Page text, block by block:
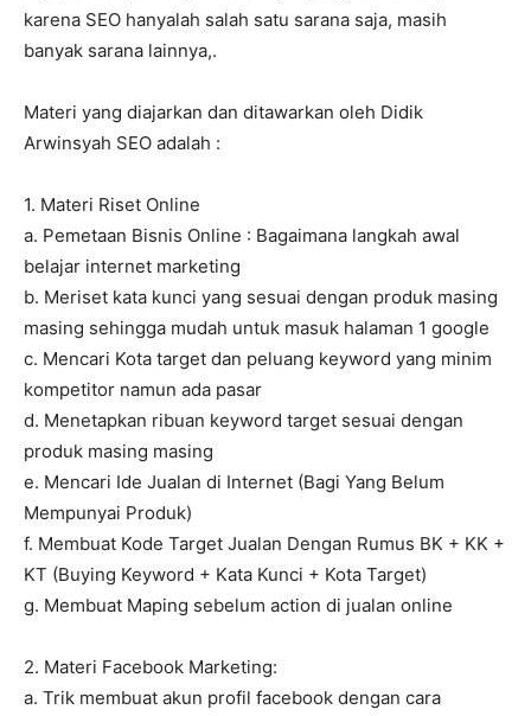
karena SEO hanyalah salah satu sarana saja, masih
banyak sarana lainnya,.
Materi yang diajarkan dan ditawarkan oleh Didik
Arwinsyah SEO adalah :
1. Materi Riset Online
a. Pemetaan Bisnis Online : Bagaimana langkah awal
belajar internet marketing
b. Meriset kata kunci yang sesuai dengan produk masing
masing sehingga mudah untuk masuk halaman 1 google
c. Mencari Kota target dan peluang keyword yang minim
kompetitor namun ada pasar
d. Menetapkan ribuan keyword target sesuai dengan
produk masing masing
e. Mencari Ide Jualan di Internet (Bagi Yang Belum
Mempunyai Produk)
f. Membuat Kode Target Jualan Dengan Rumus BK + KK +
KT (Buying Keyword + Kata Kunci + Kota Target)
g. Membuat Maping sebelum action di jualan online
2. Materi Facebook Marketing:
a. Trik membuat akun profil facebook dengan cara